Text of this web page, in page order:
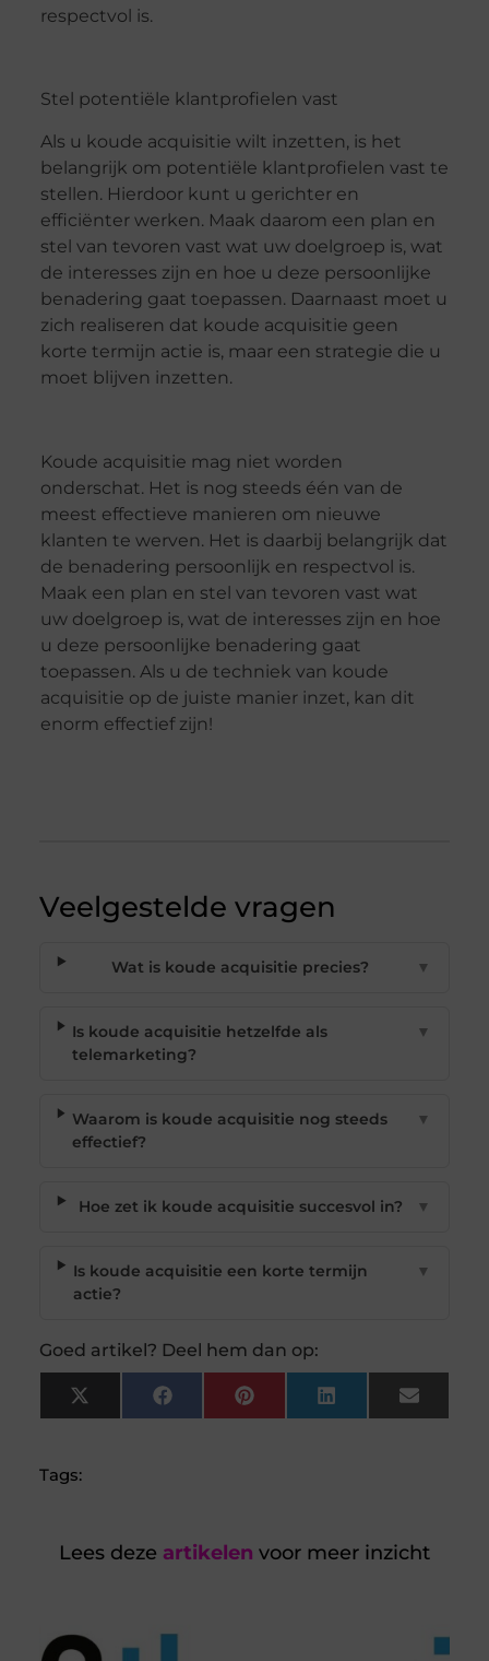
respectvol is.
Stel potentiële klantprofielen vast
Als u koude acquisitie wilt inzetten, is het
belangrijk om potentiële klantprofielen vast te
stellen. Hierdoor kunt u gerichter en
efficiënter werken. Maak daarom een plan en
stel van tevoren vast wat uw doelgroep is, wat
de interesses zijn en hoe u deze persoonlijke
benadering gaat toepassen. Daarnaast moet u
zich realiseren dat koude acquisitie geen
korte termijn actie is, maar een strategie die u
moet blijven inzetten.
Koude acquisitie mag niet worden
onderschat. Het is nog steeds één van de
meest effectieve manieren om nieuwe
klanten te werven. Het is daarbij belangrijk dat
de benadering persoonlijk en respectvol is.
Maak een plan en stel van tevoren vast wat
uw doelgroep is, wat de interesses zijn en hoe
u deze persoonlijke benadering gaat
toepassen. Als u de techniek van koude
acquisitie op de juiste manier inzet, kan dit
enorm effectief zijn!
Veelgestelde vragen
Wat is koude acquisitie precies? ▼
Is koude acquisitie hetzelfde als
telemarketing?
▼
Waarom is koude acquisitie nog steeds
effectief?
▼
Hoe zet ik koude acquisitie succesvol in? ▼
Is koude acquisitie een korte termijn
actie?
▼
Goed artikel? Deel hem dan op:
X
(Twitter)
FacebookPinterest LinkedIn Email
Tags:
Lees deze artikelen voor meer inzicht